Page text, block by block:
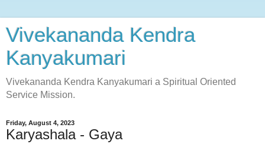
Vivekananda Kendra
Kanyakumari
Vivekananda Kendra Kanyakumari a Spiritual Oriented
Service Mission.
Friday, August 4, 2023
Karyashala - Gaya